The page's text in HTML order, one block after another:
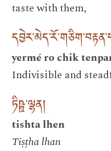
taste with them,
yermé ro chik
Indivisible and
ཏིཥྛ་ལྷན།
tishta lhen
Tiṣṭha lhan